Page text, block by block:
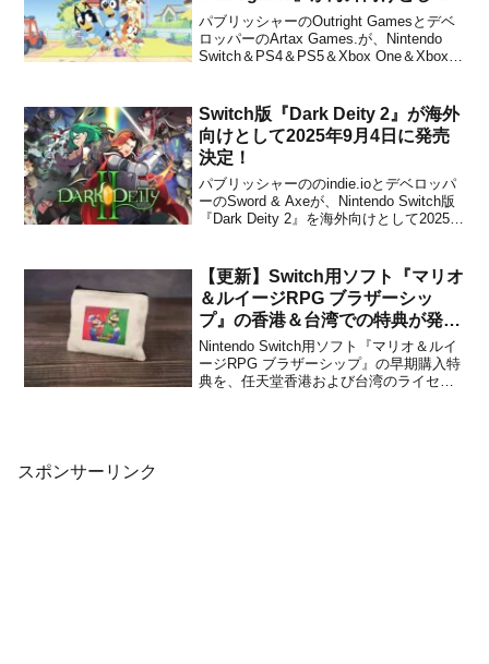
2023年11月17日に発売決定！
パブリッシャーのOutright Gamesとデベ
ロッパーのArtax Games.が、Nintendo
Switch＆PS4＆PS5＆Xbox One＆Xbox
月17日に発売す...
Switch版『Dark Deity 2』が海外
向けとして2025年9月4日に発売
決定！
パブリッシャーののindie.ioとデベロッパ
ーのSword & Axeが、Nintendo Switch版
『Dark Deity 2』を海外向けとして2025年
リリースされたため、今回も...
【更新】Switch用ソフト『マリオ
＆ルイージRPG ブラザーシッ
プ』の香港＆台湾での特典が発
表！
Nintendo Switch用ソフト『マリオ＆ルイ
ージRPG ブラザーシップ』の早期購入特
典を、任天堂香港および台湾のライセン
スポンサーリンク